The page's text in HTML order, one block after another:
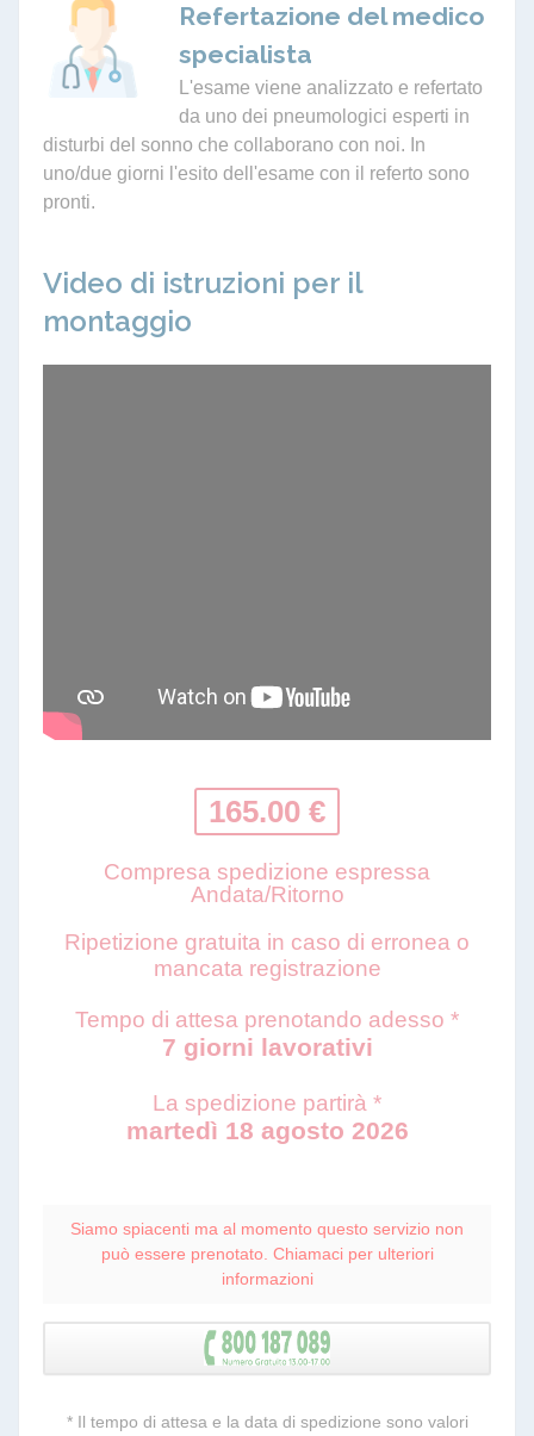
Refertazione del medico
specialista
L'esame viene analizzato e refertato
da uno dei pneumologici esperti in
disturbi del sonno che collaborano con noi. In
uno/due giorni l'esito dell'esame con il referto sono
pronti.
Video di istruzioni per il
montaggio
165.00 €
Compresa spedizione espressa
Andata/Ritorno
Ripetizione gratuita in caso di erronea o
mancata registrazione
Tempo di attesa prenotando adesso *
7 giorni lavorativi
La spedizione partirà *
martedì 18 agosto 2026
Siamo spiacenti ma al momento questo servizio non
può essere prenotato. Chiamaci per ulteriori
informazioni
* Il tempo di attesa e la data di spedizione sono valori